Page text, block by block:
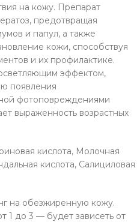
на кожу. Препарат
предотвращая
и папул, а также
кожи, способствуя
и их профилактике.
эффектом,
появления
фотоповреждениями
выраженность возрастных
кислота, Молочная
кислота, Салициловая
на обезжиренную кожу.
1 до 3 — будет зависеть от